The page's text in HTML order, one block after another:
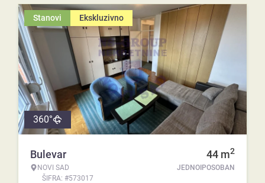
Stanovi Ekskluzivno
360°
Bulevar
NOVI SAD
ŠIFRA: #573017
44 m2
JEDNOIPOSOBAN